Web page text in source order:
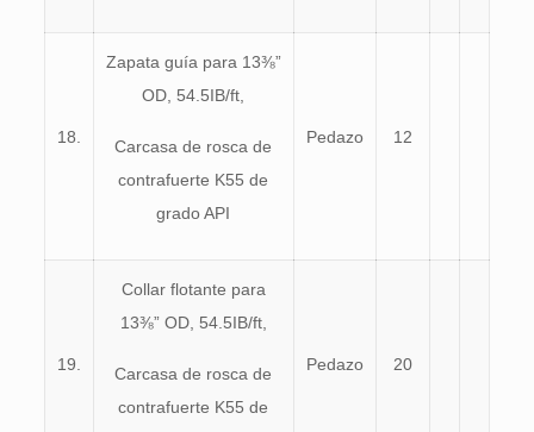
18.
Zapata guía para 13⅜”
OD, 54.5IB/ft,
Carcasa de rosca de
contrafuerte K55 de
grado API
Pedazo 12
19.
Collar flotante para
13⅜” OD, 54.5IB/ft,
Carcasa de rosca de
contrafuerte K55 de
Pedazo 20